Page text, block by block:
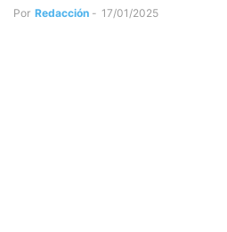
Por Redacción - 17/01/2025